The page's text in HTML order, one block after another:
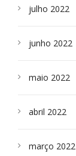
julho 2022
junho 2022
maio 2022
abril 2022
março 2022